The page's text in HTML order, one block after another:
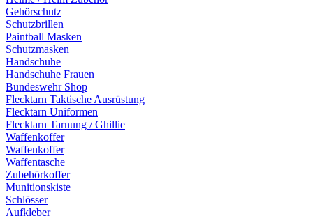
Gehörschutz
Schutzbrillen
Paintball Masken
Schutzmasken
Handschuhe
Handschuhe Frauen
Bundeswehr Shop
Flecktarn Taktische Ausrüstung
Flecktarn Uniformen
Flecktarn Tarnung / Ghillie
Waffenkoffer
Waffenkoffer
Waffentasche
Zubehörkoffer
Munitionskiste
Schlösser
Aufkleber